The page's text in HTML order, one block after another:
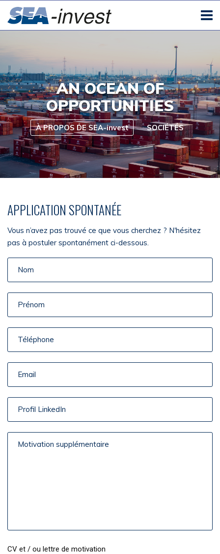
AN OCEAN OF
OPPORTUNITIES
À PROPOS DE SEA-invest SOCIÉTÉS
APPLICATION SPONTANÉE
Vous n’avez pas trouvé ce que vous cherchez ? N'hésitez
pas à postuler spontanément ci-dessous.
Prénom
Téléphone
LinkedIn
CV et / ou lettre de motivation